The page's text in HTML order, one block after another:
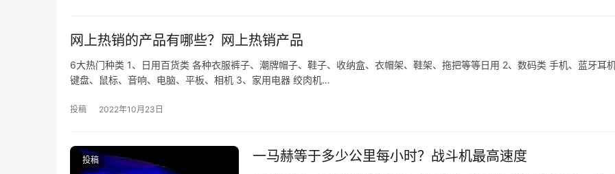
网上热销的产品有哪些？网上热销产品
6大热门种类 1、日用百货类 各种衣服裤子、潮牌帽子、鞋子、收纳盒、衣帽架、鞋架、拖把等等日用 2、数码类 手机、蓝牙耳
键盘、鼠标、音响、电脑、平板、相机 3、家用电器 绞肉机…
投稿 2022年10月23日
投稿 一马赫等于多少公里每小时？战斗机最高速度